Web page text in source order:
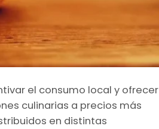
el consumo local y ofrecer
culinarias a precios más
en distintas